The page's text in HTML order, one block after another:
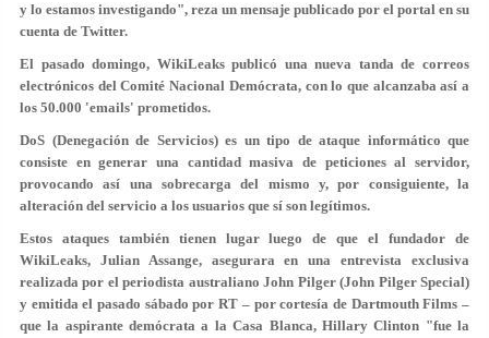
y lo estamos investigando", reza un mensaje publicado por el portal en su
cuenta de Twitter.
El pasado domingo, WikiLeaks publicó una nueva tanda de correos
electrónicos del Comité Nacional Demócrata, con lo que alcanzaba así a
los 50.000 'emails' prometidos.
DoS (Denegación de Servicios) es un tipo de ataque informático que
consiste en generar una cantidad masiva de peticiones al servidor,
provocando así una sobrecarga del mismo y, por consiguiente, la
alteración del servicio a los usuarios que sí son legítimos.
Estos ataques también tienen lugar luego de que el fundador de
WikiLeaks, Julian Assange, asegurara en una entrevista exclusiva
realizada por el periodista australiano John Pilger (John Pilger Special)
y emitida el pasado sábado por RT – por cortesía de Dartmouth Films –
que la aspirante demócrata a la Casa Blanca, Hillary Clinton "fue la